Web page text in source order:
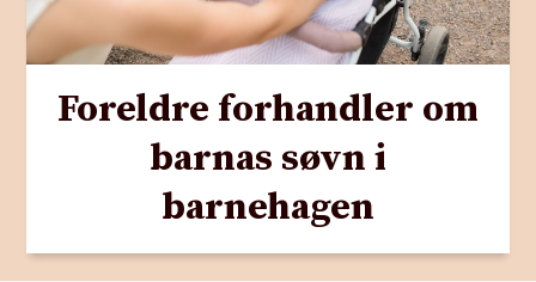
Foreldre forhandler om
barnas søvn i
barnehagen